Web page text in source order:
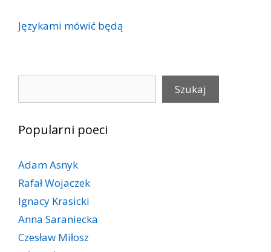
Językami mówić będą
Szukaj
Popularni poeci
Adam Asnyk
Rafał Wojaczek
Ignacy Krasicki
Anna Saraniecka
Czesław Miłosz